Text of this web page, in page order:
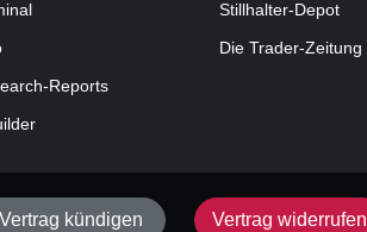
Reports
Stillhalter-Depot
Die Trader-Zeitung
kündigen Vertrag widerrufen